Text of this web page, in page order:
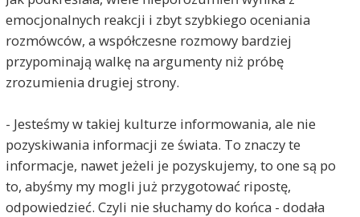
emocjonalnych reakcji i zbyt szybkiego oceniania
rozmówców, a współczesne rozmowy bardziej
przypominają walkę na argumenty niż próbę
zrozumienia drugiej strony.
- Jesteśmy w takiej kulturze informowania, ale nie
pozyskiwania informacji ze świata. To znaczy te
informacje, nawet jeżeli je pozyskujemy, to one są po
to, abyśmy my mogli już przygotować ripostę,
odpowiedzieć. Czyli nie słuchamy do końca - dodała